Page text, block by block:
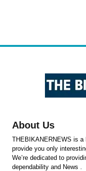
About Us
THEBIKANERNEWS is a
provide you only
We’re dedicated to
dependability and News .